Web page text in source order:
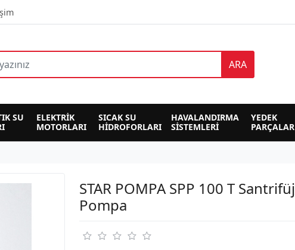
ARA
SU
ELEKTRİK
MOTORLARI
SICAK SU
HİDROFORLARI
HAVALANDIRMA
SİSTEMLERİ
YEDEK
PARÇALAR
STAR POMPA SPP 100 T Santrifüj
Pompa